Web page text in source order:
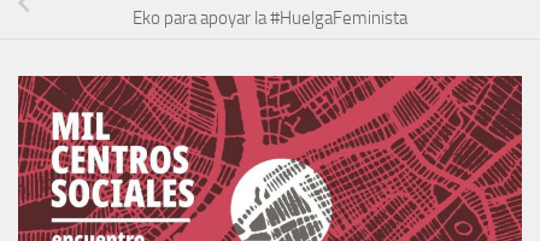
Eko para apoyar la #HuelgaFeminista